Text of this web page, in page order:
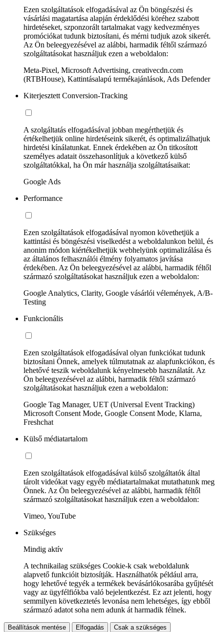
Ezen szolgáltatások elfogadásával az Ön böngészési és
vásárlási magatartása alapján érdeklődési köréhez szabott
hirdetéseket, szponzorált tartalmakat vagy kedvezményes
promóciókat tudunk biztosítani, és mérni tudjuk azok sikerét.
Az Ön beleegyezésével az alábbi, harmadik féltől származó
szolgáltatásokat használjuk ezen a weboldalon:
Meta-Pixel, Microsoft Advertising, creativecdn.com
(RTBHouse), Kattintásalapú termékajánlások, Ads Defender
Kiterjesztett Conversion-Tracking
A szolgáltatás elfogadásával jobban megérthetjük és
értékelhetjük online hirdetéseink sikerét, és optimalizálhatjuk
hirdetési kínálatunkat. Ennek érdekében az Ön titkosított
személyes adatait összehasonlítjuk a következő külső
szolgáltatókkal, ha Ön már használja szolgáltatásaikat:
Google Ads
Performance
Ezen szolgáltatások elfogadásával nyomon követhetjük a
kattintási és böngészési viselkedést a weboldalunkon belül, és
anonim módon kiértékelhetjük webhelyünk optimalizálása és
az általános felhasználói élmény folyamatos javítása
érdekében. Az Ön beleegyezésével az alábbi, harmadik féltől
származó szolgáltatásokat használjuk ezen a weboldalon:
Google Analytics, Clarity, Google vásárlói vélemények, A/B-
Testing
Funkcionális
Ezen szolgáltatások elfogadásával olyan funkciókat tudunk
biztosítani Önnek, amelyek túlmutatnak az alapfunkciókon, és
lehetővé teszik weboldalunk kényelmesebb használatát. Az
Ön beleegyezésével az alábbi, harmadik féltől származó
szolgáltatásokat használjuk ezen a weboldalon:
Google Tag Manager, UET (Universal Event Tracking)
Microsoft Consent Mode, Google Consent Mode, Klarna,
Freshchat
Külső médiatartalom
Ezen szolgáltatások elfogadásával külső szolgáltatók által
tárolt videókat vagy egyéb médiatartalmakat mutathatunk meg
Önnek. Az Ön beleegyezésével az alábbi, harmadik féltől
származó szolgáltatásokat használjuk ezen a weboldalon:
Vimeo, YouTube
Szükséges
Mindig aktív
A technikailag szükséges Cookie-k csak weboldalunk
alapvető funkcióit biztosítják. Használhatók például arra,
hogy lehetővé tegyék a termékek bevásárlókosarába gyűjtését
vagy az ügyfélfiókba való bejelentkezést. Ez azt jelenti, hogy
semmilyen következtetés levonása nem lehetséges, így ebből
származó adatot soha nem adunk át harmadik félnek.
Beállítások mentése Elfogadás Csak a szükséges